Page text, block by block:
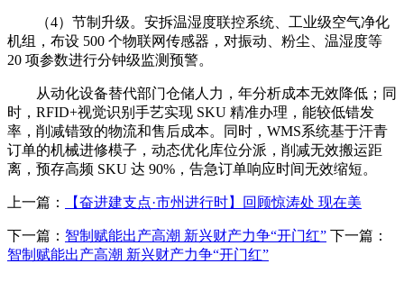
（4）节制升级。安拆温湿度联控系统、工业级空气净化
机组，布设 500 个物联网传感器，对振动、粉尘、温湿度等
20 项参数进行分钟级监测预警。
从动化设备替代部门仓储人力，年分析成本无效降低；同
时，RFID+视觉识别手艺实现 SKU 精准办理，能较低错发
率，削减错致的物流和售后成本。同时，WMS系统基于汗青
订单的机械进修模子，动态优化库位分派，削减无效搬运距
离，预存高频 SKU 达 90%，告急订单响应时间无效缩短。
上一篇： 【奋进建支点·市州进行时】回顾惊涛处 现在美
下一篇： 智制赋能出产高潮 新兴财产力争“开门红” 下一篇：
智制赋能出产高潮 新兴财产力争“开门红”